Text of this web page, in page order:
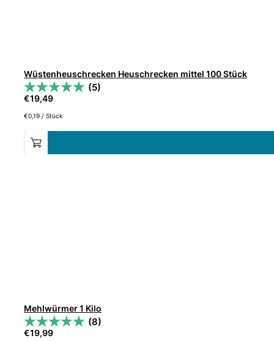
Wüstenheuschrecken Heuschrecken mittel 100 Stück
(5)
€19,49
€0,19 /Stück
Mehlwürmer 1 Kilo
(8)
€19,99